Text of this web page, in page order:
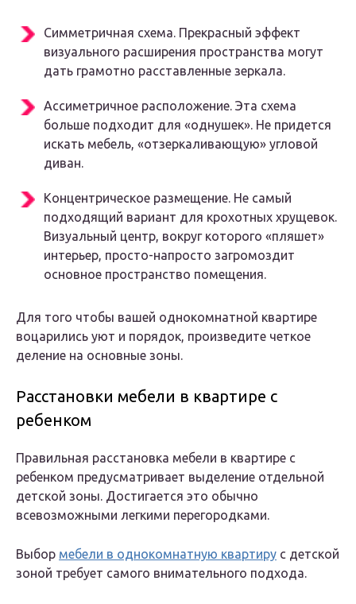
Симметричная схема. Прекрасный эффект
визуального расширения пространства могут
дать грамотно расставленные зеркала.
Ассиметричное расположение. Эта схема
больше подходит для «однушек». Не придется
искать мебель, «отзеркаливающую» угловой
диван.
Концентрическое размещение. Не самый
подходящий вариант для крохотных хрущевок.
Визуальный центр, вокруг которого «пляшет»
интерьер, просто-напросто загромоздит
основное пространство помещения.
Для того чтобы вашей однокомнатной квартире
воцарились уют и порядок, произведите четкое
деление на основные зоны.
Расстановки мебели в квартире с
ребенком
Правильная расстановка мебели в квартире с
ребенком предусматривает выделение отдельной
детской зоны. Достигается это обычно
всевозможными легкими перегородками.
Выбор мебели в однокомнатную квартиру с детской
зоной требует самого внимательного подхода.